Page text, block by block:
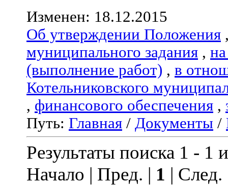
Изменен: 18.12.2015
Об утверждении Положения
муниципального задания ,
(выполнение работ) , в
Котельниковского
, финансового обеспечения ,
Путь: Главная / Документы /
Результаты поиска 1 - 1
Начало | Пред. | 1 |